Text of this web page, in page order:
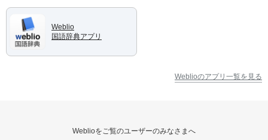
Weblio
国語辞典アプリ
Weblioのアプリ一覧を見る
Weblioをご覧のユーザーのみなさまへ